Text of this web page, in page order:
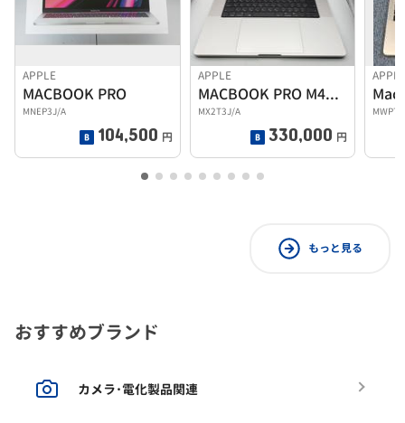
APPLE
MACBOOK PRO
MNEP3J/A
104,500 円
APPLE
MACBOOK PRO M4Pro 24G 512G
MX2T3J/A
330,000 円
もっと見る
おすすめブランド
カメラ･電化製品関連